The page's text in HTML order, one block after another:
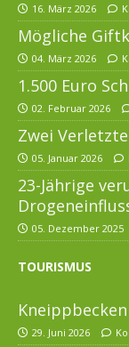
16. März 2026
Mögliche
04. März 2026
1.500 Euro
02. Februar 2026
Zwei
05. Januar 2026
23-Jährige
05. Dezember 2025
TOURISMUS
29. Juni 2026